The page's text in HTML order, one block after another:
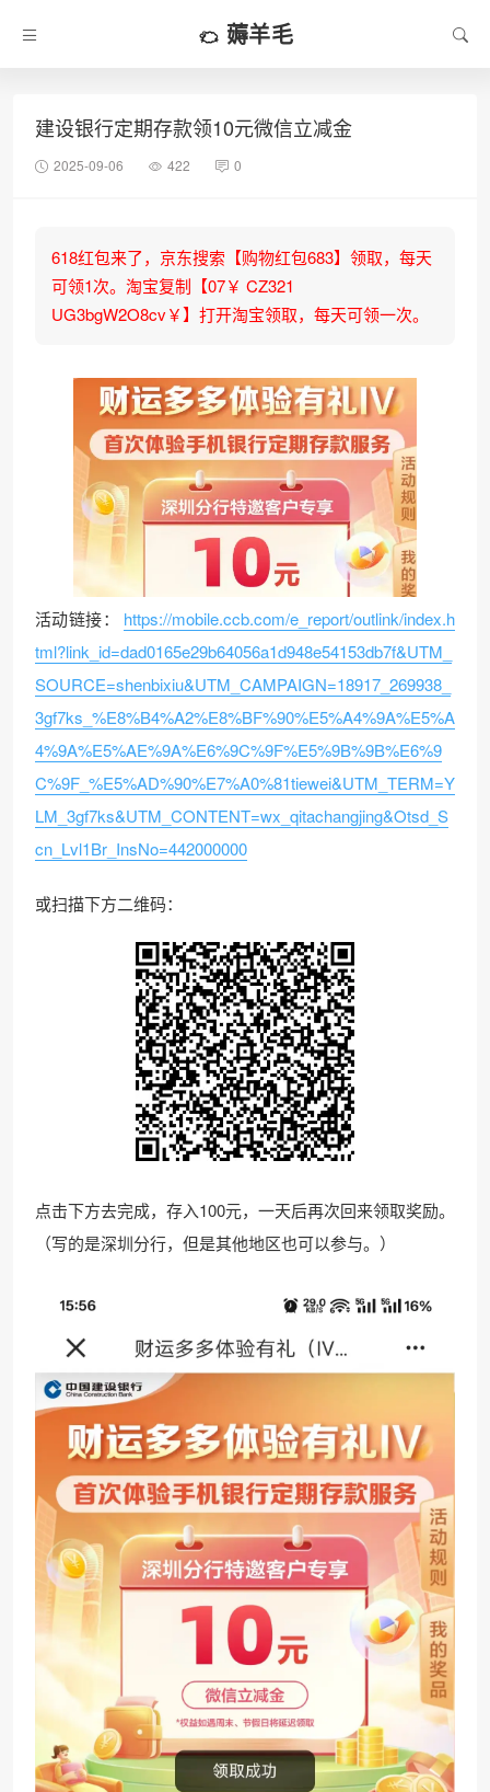
薅羊毛
建设银行定期存款领10元微信立减金
2025-09-06 422 0
618红包来了，京东搜索【购物红包683】领取，每天
可领1次。淘宝复制【07￥ CZ321
UG3bgW2O8cv￥】打开淘宝领取，每天可领一次。
活动链接：
https://mobile.ccb.com/e_report/outlink/index.h
tml?link_id=dad0165e29b64056a1d948e54153db7f&UTM_
SOURCE=shenbixiu&UTM_CAMPAIGN=18917_269938_
3gf7ks_%E8%B4%A2%E8%BF%90%E5%A4%9A%E5%A
4%9A%E5%AE%9A%E6%9C%9F%E5%9B%9B%E6%9
C%9F_%E5%AD%90%E7%A0%81tiewei&UTM_TERM=Y
LM_3gf7ks&UTM_CONTENT=wx_qitachangjing&Otsd_S
cn_Lvl1Br_InsNo=442000000
或扫描下方二维码：
点击下方去完成，存入100元，一天后再次回来领取奖励。
（写的是深圳分行，但是其他地区也可以参与。）